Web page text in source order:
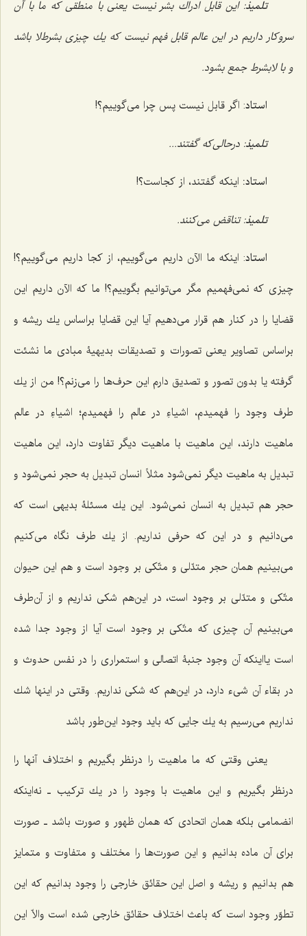
تلمیذ: این قابل ادراك بشر نیست یعنى با منطقى كه ما با آن
سروكار داریم در این عالم قابل فهم نیست كه یك چیزى بشرط‌لا باشد
و با لابشرط جمع بشود.
استاد: اگر قابل نیست پس چرا مى‌گوییم؟!
تلمیذ: درحالی‌که گفتند...
استاد: اینكه گفتند، از كجاست؟!
تلمیذ: تناقض می‌کنند.
استاد: اینكه ما الآن داریم مى‌گوییم، از كجا داریم مى‌گوییم؟!
چیزى كه نمى‌فهمیم مگر مى‌توانیم بگوییم؟! ما كه الآن داریم این
قضایا را در كنار هم قرار مى‌دهیم آیا این قضایا براساس یك ریشه و
براساس تصاویر یعنى تصورات و تصدیقات بدیهیۀ مبادی ما نشئت
گرفته یا بدون تصور و تصدیق دارم این حرف‌ها را مى‌زنم؟! من از یك
طرف وجود را فهمیدم، اشیاءِ در عالم را فهمیدم؛ اشیاءِ در عالم
ماهیت دارند، این ماهیت با ماهیت دیگر تفاوت دارد، این ماهیت
تبدیل به ماهیت دیگر نمى‌شود مثلاً انسان تبدیل به حجر نمى‌شود و
حجر هم تبدیل به انسان نمى‌شود. این یك مسئلۀ بدیهى است كه
مى‌دانیم و در این كه حرفى نداریم. از یك طرف نگاه مى‌كنیم
مى‌بینیم همان حجر متدّلى و متّكى بر وجود است و هم این حیوان
متّكى و متدّلى بر وجود است، در این‌هم شكى نداریم و از آن‌طرف
مى‌بینیم آن چیزى كه متّكى بر وجود است آیا از وجود جدا شده
است یااینكه آن وجود جنبۀ اتصالی و استمرارى را در نفس حدوث و
در بقاء آن شی‌ء دارد، در این‌هم كه شكى نداریم. وقتى در اینها شك
نداریم مى‌رسیم به یك جایى كه باید وجود این‌طور باشد
یعنى وقتى كه ما ماهیت را درنظر بگیریم و اختلاف آنها را
درنظر بگیریم و این ماهیت با وجود را در یك تركیب ـ نه‌اینکه
انضمامی بلکه همان اتحادى كه همان ظهور و صورت باشد ـ صورت
براى آن ماده بدانیم و این صورت‌ها را مختلف و متفاوت و متمایز
هم بدانیم و ریشه و اصل این حقائق خارجى را وجود بدانیم كه این
تطوّر وجود است كه باعث اختلاف حقائق خارجى شده است والاّ این